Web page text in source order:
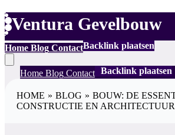
Ventura Gevelbouw
Home Blog ContactBacklink plaatsen
HomeBlogContact Backlink plaatsen
HOME » BLOG » BOUW: DE
CONSTRUCTIE EN ARCHITECTUUR